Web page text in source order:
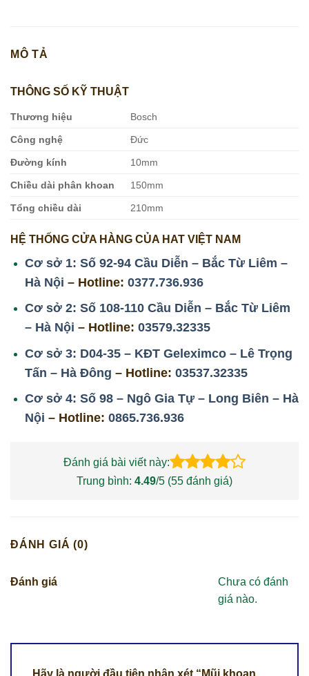
MÔ TẢ
THÔNG SỐ KỸ THUẬT
Thương hiệu Bosch
Công nghệ Đức
Đường kính 10mm
Chiều dài phân khoan 150mm
Tổng chiều dài 210mm
HỆ THỐNG CỬA HÀNG CỦA HAT VIỆT NAM
Cơ sở 1: Số 92-94 Cầu Diễn – Bắc Từ Liêm –
Hà Nội – Hotline: 0377.736.936
Cơ sở 2: Số 108-110 Cầu Diễn – Bắc Từ Liêm
– Hà Nội – Hotline: 03579.32335
Cơ sở 3: D04-35 – KĐT Geleximco – Lê Trọng
Tấn – Hà Đông – Hotline: 03537.32335
Cơ sở 4: Số 98 – Ngô Gia Tự – Long Biên – Hà
Nội – Hotline: 0865.736.936
Đánh giá bài viết này:
Trung bình: 4.49/5 (55 đánh giá)
ĐÁNH GIÁ (0)
Đánh giá
Chưa có đánh
giá nào.
Hãy là người đầu tiên nhận xét “Mũi khoan